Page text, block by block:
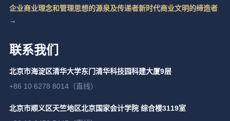
企业商业理念和管理思想的源泉及传递者新时代商业文明的缔造者
→
联系我们
北京市海淀区清华大学东门清华科技园科建大厦9层
+86 10 6278 8014（直线）
北京市顺义区天竺地区北京国家会计学院 综合楼3119室